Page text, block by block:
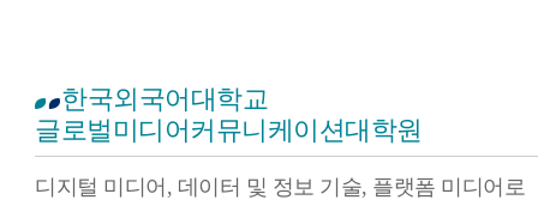
한국외국어대학교
글로벌미디어커뮤니케이션대학원
디지털 미디어, 데이터 및 정보 기술, 플랫폼 미디어로